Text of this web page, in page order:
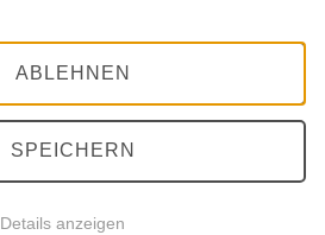
ABLEHNEN
SPEICHERN
Details anzeigen